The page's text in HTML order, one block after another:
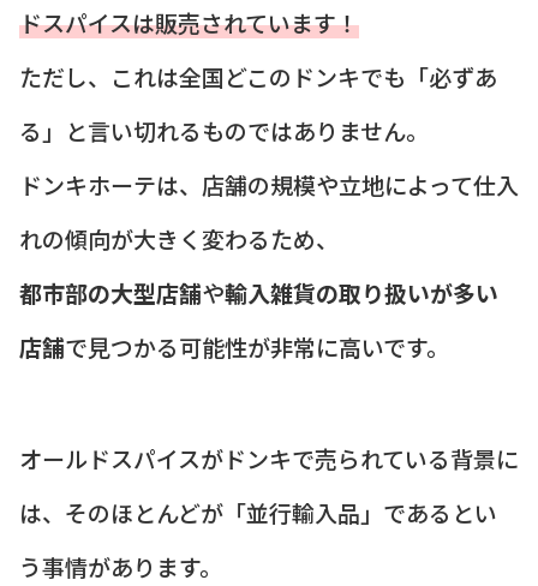
ドスパイスは販売されています！
ただし、これは全国どこのドンキでも「必ずあ
る」と言い切れるものではありません。
ドンキホーテは、店舗の規模や立地によって仕入
れの傾向が大きく変わるため、
都市部の大型店舗や輸入雑貨の取り扱いが多い
店舗で見つかる可能性が非常に高いです。
オールドスパイスがドンキで売られている背景に
は、そのほとんどが「並行輸入品」であるとい
う事情があります。